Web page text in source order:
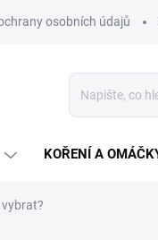
osobních údajů
KOŘENÍ A